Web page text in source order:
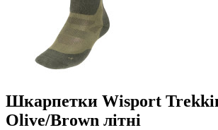
Шкарпетки Wisport
Olive/Brown літні